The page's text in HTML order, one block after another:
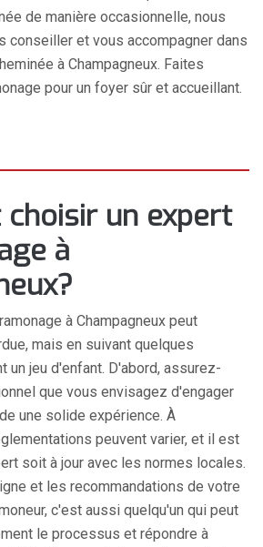
de manière occasionnelle, nous
conseiller et vous accompagner dans
à Champagneux. Faites
pour un foyer sûr et accueillant.
choisir un expert
à
à Champagneux peut
mais en suivant quelques
un jeu d'enfant. D'abord, assurez-
que vous envisagez d'engager
une solide expérience. À
peuvent varier, et il est
soit à jour avec les normes locales.
et les recommandations de votre
c'est aussi quelqu'un qui peut
le processus et répondre à